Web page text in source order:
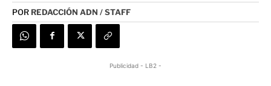
POR REDACCIÓN ADN / STAFF
Publicidad - LB2 -